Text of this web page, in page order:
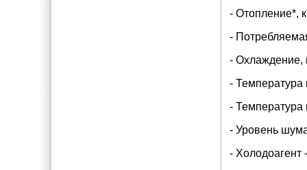
- Отопление*,
-
- Охлаждение,
- Температура
- Температура
- Уровень
- Холодоагент